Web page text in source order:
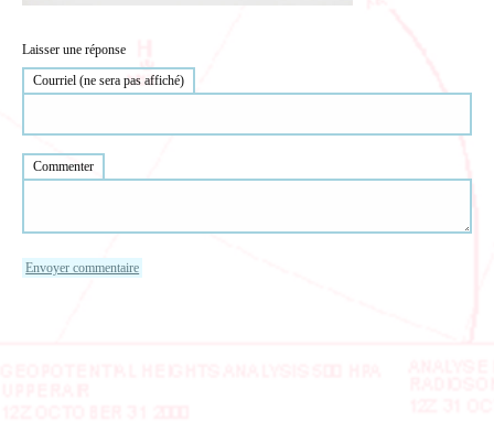
Laisser une réponse
Courriel (ne sera pas affiché)
Commenter